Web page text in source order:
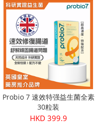
Probio 7 速效特强益生菌全素
30粒装
HKD 399.9